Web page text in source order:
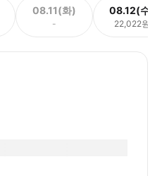
08.11(화)
-
08.12(수)
22,022원